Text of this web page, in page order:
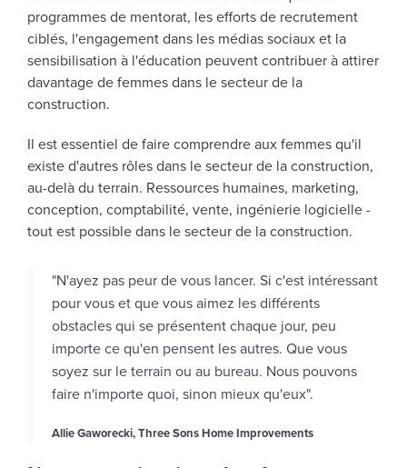
programmes de mentorat, les efforts de recrutement
ciblés, l'engagement dans les médias sociaux et la
sensibilisation à l'éducation peuvent contribuer à attirer
davantage de femmes dans le secteur de la
construction.
Il est essentiel de faire comprendre aux femmes qu'il
existe d'autres rôles dans le secteur de la construction,
au-delà du terrain. Ressources humaines, marketing,
conception, comptabilité, vente, ingénierie logicielle -
tout est possible dans le secteur de la construction.
"N'ayez pas peur de vous lancer. Si c'est intéressant
pour vous et que vous aimez les différents
obstacles qui se présentent chaque jour, peu
importe ce qu'en pensent les autres. Que vous
soyez sur le terrain ou au bureau. Nous pouvons
faire n'importe quoi, sinon mieux qu'eux".
Allie Gaworecki, Three Sons Home Improvements